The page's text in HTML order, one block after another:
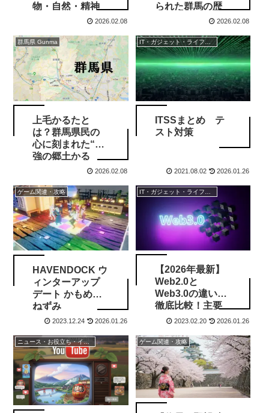
物・自然・精神
2026.02.08
られた群馬の歴
2026.02.08
群馬県 Gunma
上毛かるたと
は？群馬県民の
心に刻まれた“最
強の郷土かる
2026.02.08
IT・ガジェット・ライフスタイル
ITSSまとめ テ
スト対策
2021.08.02 2026.01.26
ゲーム関連・攻略
HAVENDOCK ウ
ィンターアップ
デート かもめと
ねずみ
2023.12.24 2026.01.26
IT・ガジェット・ライフスタイル
【2026年最新】
Web2.0と
Web3.0の違いを
徹底比較！主要
サービス一覧と
2023.02.20 2026.01.26
ニュース・お役立ち・イベント情報 ゲーム関連・攻略